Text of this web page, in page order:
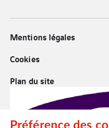
Mentions légales
Cookies
Plan du site
Préférence des